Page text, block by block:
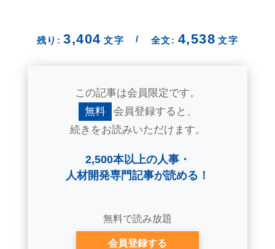
残り: 3,404 文字 / 全文: 4,538 文字
この記事は会員限定です。
無料
会員登録すると、
続きをお読みいただけます。
2,500本以上の人事・
人材開発専門記事が読める！
無料で読み放題
会員登録する